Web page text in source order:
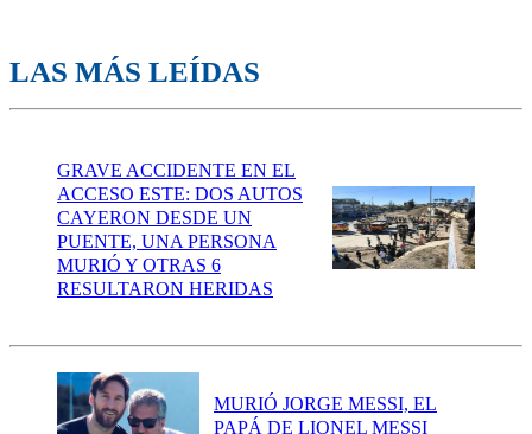
LAS MÁS LEÍDAS
GRAVE ACCIDENTE EN EL
ACCESO ESTE: DOS AUTOS
CAYERON DESDE UN
PUENTE, UNA PERSONA
MURIÓ Y OTRAS 6
RESULTARON HERIDAS
MURIÓ JORGE MESSI, EL
PAPÁ DE LIONEL MESSI